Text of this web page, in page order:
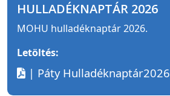
HULLADÉKNAPTÁR 2026
MOHU hulladéknaptár 2026.
Letöltés:
| Páty Hulladéknaptár2026